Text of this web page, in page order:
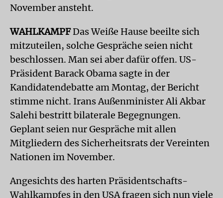
November ansteht.
WAHLKAMPFDas Weiße Hause beeilte sich
mitzuteilen, solche Gespräche seien nicht
beschlossen. Man sei aber dafür offen. US-
Präsident Barack Obama sagte in der
Kandidatendebatte am Montag, der Bericht
stimme nicht. Irans Außenminister Ali Akbar
Salehi bestritt bilaterale Begegnungen.
Geplant seien nur Gespräche mit allen
Mitgliedern des Sicherheitsrats der Vereinten
Nationen im November.
Angesichts des harten Präsidentschafts-
Wahlkampfes in den USA fragen sich nun viele